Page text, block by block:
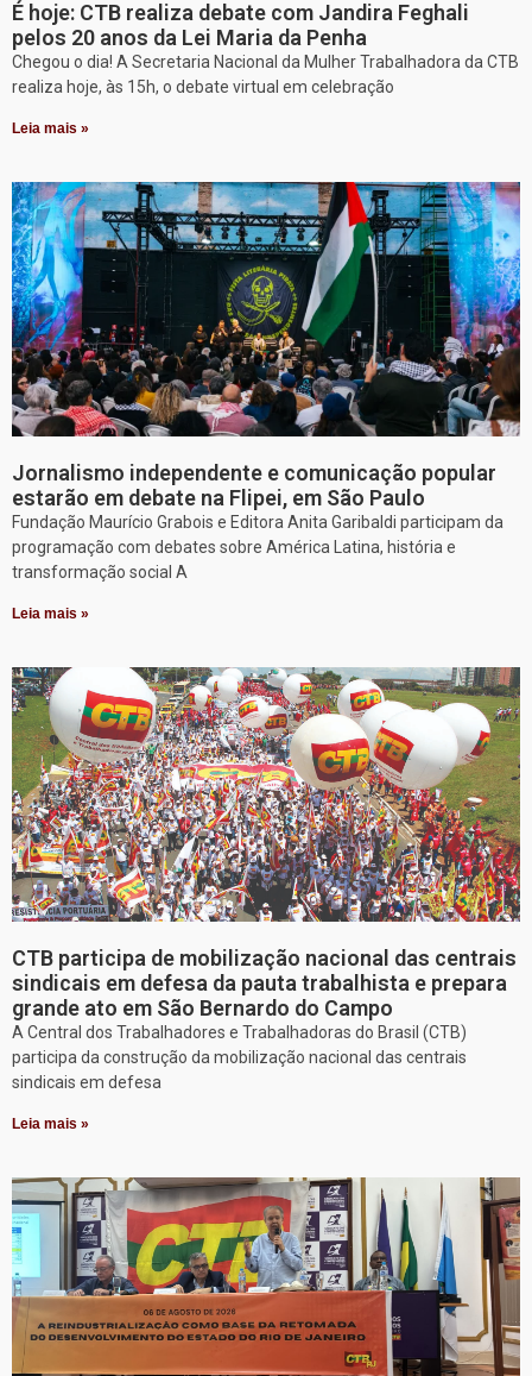
É hoje: CTB realiza debate com Jandira Feghali
pelos 20 anos da Lei Maria da Penha
Chegou o dia! A Secretaria Nacional da Mulher Trabalhadora da CTB
realiza hoje, às 15h, o debate virtual em celebração
Leia mais »
Jornalismo independente e comunicação popular
estarão em debate na Flipei, em São Paulo
Fundação Maurício Grabois e Editora Anita Garibaldi participam da
programação com debates sobre América Latina, história e
transformação social A
Leia mais »
CTB participa de mobilização nacional das centrais
sindicais em defesa da pauta trabalhista e prepara
grande ato em São Bernardo do Campo
A Central dos Trabalhadores e Trabalhadoras do Brasil (CTB)
participa da construção da mobilização nacional das centrais
sindicais em defesa
Leia mais »